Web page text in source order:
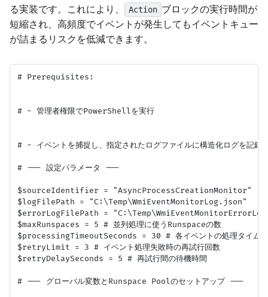
る実装です。これにより、
Action ブロックの実行時間が
短縮され、高頻度でイベントが発生してもイベントキュー
が詰まるリスクを低減できます。
# Prerequisites:
# - 管理者権限でPowerShellを実行
# - イベントを捕捉し、指定されたログファイルに構造化ログを記録
# --- 設定パラメータ ---
$sourceIdentifier = "AsyncProcessCreationMonitor"
$logFilePath = "C:\Temp\WmiEventMonitorLog.json"
$errorLogFilePath =
$maxRunspaces = 5 # 並列処理に使うRunspaceの数
$processingTimeoutSeconds = 30 # 各イベントの処理タイム
$retryLimit = 3 # イベント処理失敗時の再試行回数
$retryDelaySeconds = 5 # 再試行間の待機時間
# --- グローバル変数とRunspace Poolのセットアップ ---